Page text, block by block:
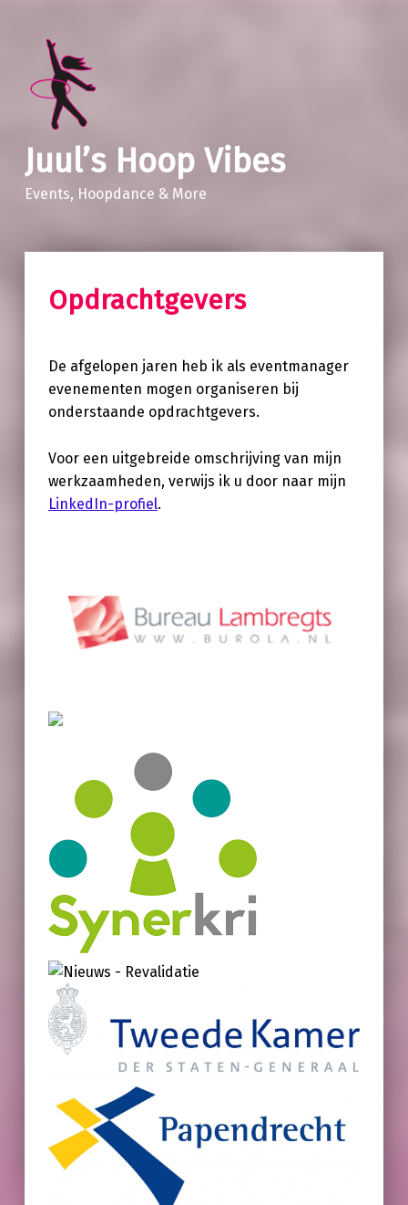
Juul’s Hoop Vibes
Events, Hoopdance & More
Opdrachtgevers
De afgelopen jaren heb ik als eventmanager
evenementen mogen organiseren bij
onderstaande opdrachtgevers.
Voor een uitgebreide omschrijving van mijn
werkzaamheden, verwijs ik u door naar mijn
LinkedIn-profiel.